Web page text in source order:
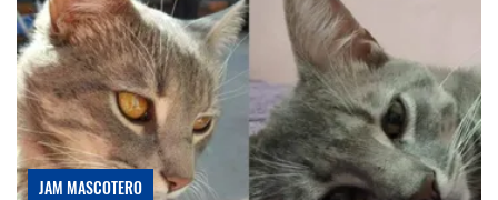
JAM MASCOTERO